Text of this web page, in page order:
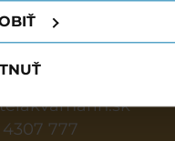
357
777